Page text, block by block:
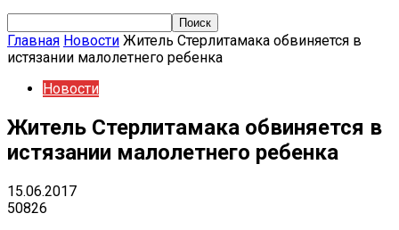
Главная Новости Житель Стерлитамака обвиняется в
истязании малолетнего ребенка
Новости
Житель Стерлитамака обвиняется в
истязании малолетнего ребенка
15.06.2017
50826